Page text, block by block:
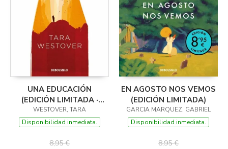
UNA EDUCACIÓN
(EDICIÓN LIMITADA ·
VERANO)
WESTOVER, TARA
Disponibilidad inmediata.
8,95 €
EN AGOSTO NOS VEMOS
(EDICIÓN LIMITADA)
GARCIA MARQUEZ, GABRIEL
Disponibilidad inmediata.
8,95 €